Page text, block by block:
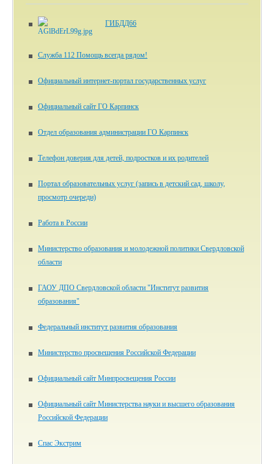
ГИБДД66
Служба 112 Помощь всегда рядом!
Официальный интернет-портал государственных услуг
Официальный сайт ГО Карпинск
Отдел образования администрации ГО Карпинск
Телефон доверия для детей, подростков и их родителей
Портал образовательных услуг (запись в детский сад, школу,
просмотр очереди)
Работа в России
Министерство образования и молодежной политики Свердловской
области
ГАОУ ДПО Свердловской области "Институт развития
образования"
Федеральный институт развития образования
Министерство просвещения Российской Федерации
Официальный сайт Минпросвещения России
Официальный сайт Министерства науки и высшего образования
Российской Федерации
Спас Экстрим